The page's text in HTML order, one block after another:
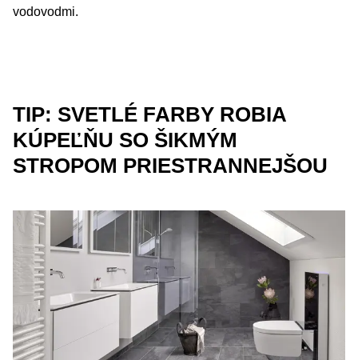
vodovodmi.
TIP: SVETLÉ FARBY ROBIA
KÚPEĽŇU SO ŠIKMÝM
STROPOM PRIESTRANNEJŠOU